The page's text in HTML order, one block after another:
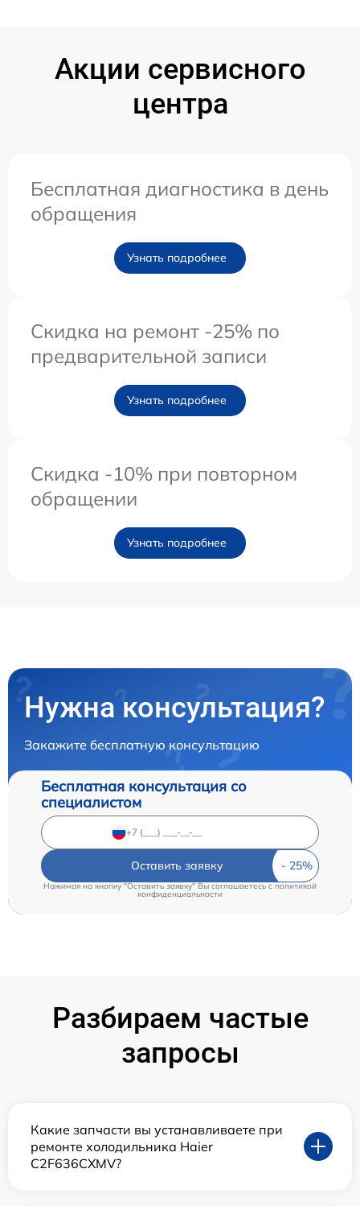
Акции сервисного
центра
Бесплатная диагностика в день
обращения
Узнать подробнее
Скидка на ремонт -25% по
предварительной записи
Узнать подробнее
Скидка -10% при повторном
обращении
Узнать подробнее
Нужна консультация?
Закажите бесплатную консультацию
Бесплатная консультация со
специалистом
Оставить заявку
Нажимая на кнопку "Оставить заявку" Вы соглашаетесь cполитикой
конфиденциальности
Разбираем частые
запросы
Какие запчасти вы устанавливаете при
ремонте холодильника Haier
C2F636CXMV?